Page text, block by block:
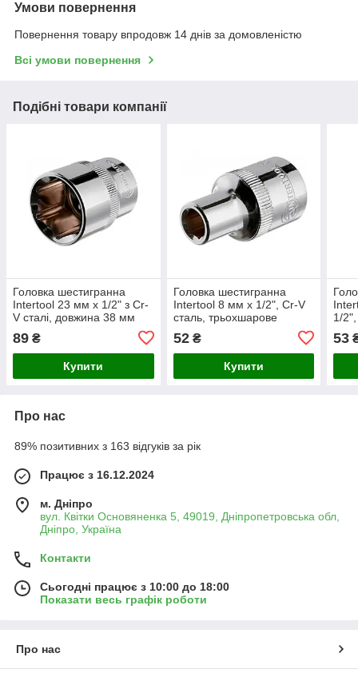
Умови повернення
Повернення товару впродовж 14 днів за домовленістю
Всі умови повернення
Подібні товари компанії
Головка шестигранна
Intertool 23 мм x 1/2" з Cr-
V сталі, довжина 38 мм
89 ₴
Купити
Головка шестигранна
Intertool 8 мм х 1/2", Cr-V
сталь, трьохшарове
довжина 38 мм
52₴
Купити
1/
53
Про нас
89% позитивних з 163 відгуків за рік
Працює з 16.12.2024
м. Дніпро
вул. Квітки Основяненка 5, 49019, Дніпропетровська обл,
Дніпро, Україна
Контакти
Сьогодні працює з 10:00 до 18:00
Показати весь графік роботи
Про нас